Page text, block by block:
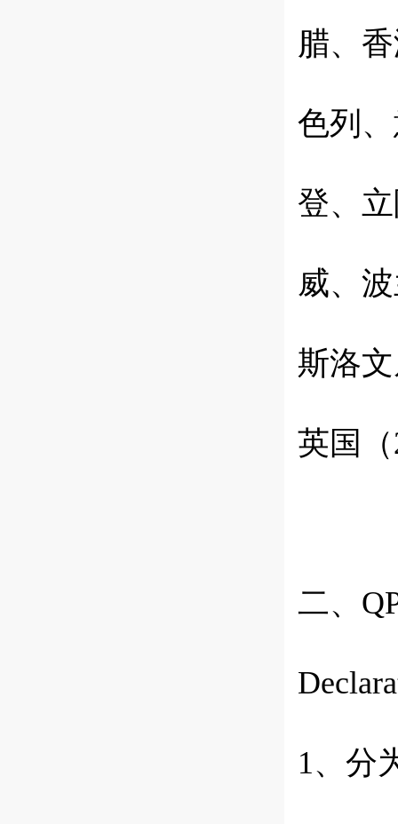
腊、
色列
登、
威、
斯洛
英国
二、
1、 分